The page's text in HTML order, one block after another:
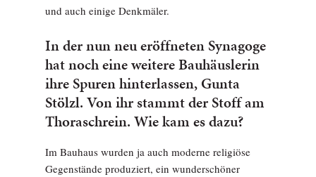
und auch einige Denkmäler.
In der nun neu eröffneten Synagoge
hat noch eine weitere Bauhäuslerin
ihre Spuren hinterlassen, Gunta
Stölzl. Von ihr stammt der Stoff am
Thoraschrein. Wie kam es dazu?
Im Bauhaus wurden ja auch moderne religiöse
Gegenstände produziert, ein wunderschöner